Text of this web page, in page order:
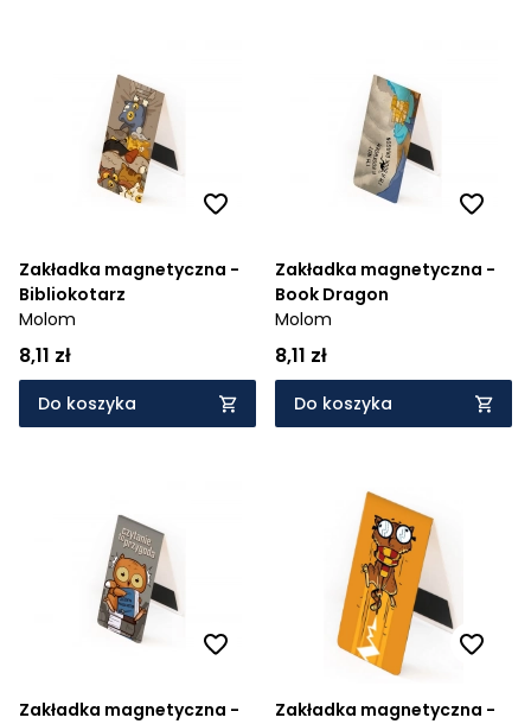
Zakładka magnetyczna -
Bibliokotarz
Molom
8,11 zł
Do koszyka
Zakładka magnetyczna -
Book Dragon
Molom
8,11 zł
Do koszyka
Zakładka magnetyczna -
Zakładka magnetyczna -